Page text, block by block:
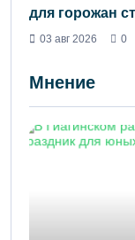
для горожан
03 авг 2026 0
Мнение